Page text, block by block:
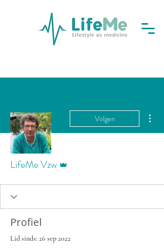
Volgen
LifeMe Vzw
Profiel
Lid sinds: 26 sep 2022